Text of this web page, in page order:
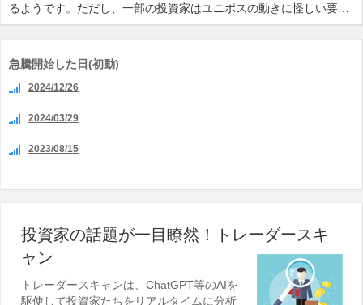
るようです。ただし、一部の投資家はユニポスの動きに怪しい要…
急騰開始した日(初動)
2024/12/26
2024/03/29
2023/08/15
投資家の話題が一目瞭然！トレーダースキ
ャン
トレーダースキャンは、ChatGPT等のAIを
駆使して投資家たちをリアルタイムに分析